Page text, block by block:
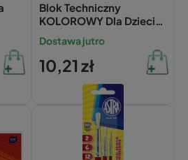
Blok Techniczny
KOLOROWY Dla Dzieci
Szkoła Plastyka A3/10k
160g Interdruk
Dostawa jutro
10,21 zł